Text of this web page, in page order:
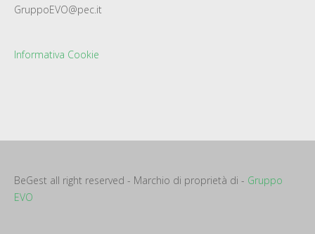
GruppoEVO@pec.it
Informativa Cookie
BeGest all right reserved - Marchio di proprietà di - Gruppo
EVO